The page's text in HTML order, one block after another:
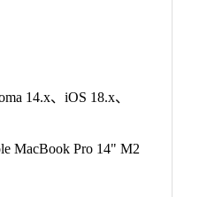
14.x、iOS 18.x、
MacBook Pro 14" M2